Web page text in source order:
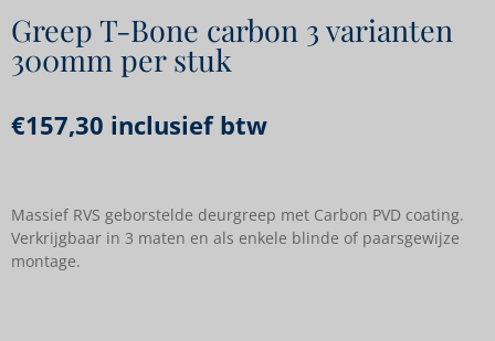
Greep T-Bone carbon 3 varianten
300mm per stuk
€157,30 inclusief btw
Massief RVS geborstelde deurgreep met Carbon PVD coating.
Verkrijgbaar in 3 maten en als enkele blinde of paarsgewijze
montage.